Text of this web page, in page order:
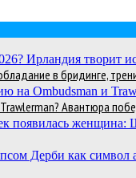
в бридинге,
Авантюра